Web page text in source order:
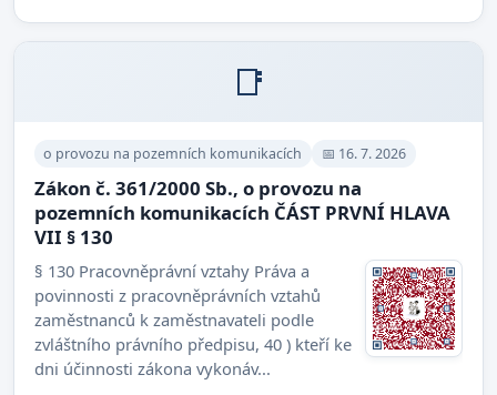
📑
o provozu na pozemních komunikacích 📅 16. 7. 2026
Zákon č. 361/2000 Sb., o provozu na
pozemních komunikacích ČÁST PRVNÍ HLAVA
VII § 130
§ 130 Pracovněprávní vztahy Práva a
povinnosti z pracovněprávních vztahů
zaměstnanců k zaměstnavateli podle
zvláštního právního předpisu, 40 ) kteří ke
dni účinnosti zákona vykonáv...